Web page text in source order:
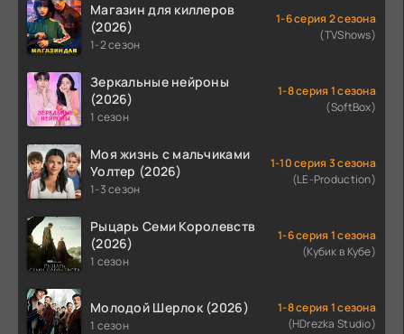
Магазин для киллеров
(2026)
1-2 сезон
1-6 серия 2 сезона
(TVShows)
Зеркальные нейроны
(2026)
1 сезон
1-8 серия 1 сезона
(SoftBox)
Моя жизнь с мальчиками
Уолтер (2026)
1-3 сезон
1-10 серия 3 сезона
(LE-Production)
Рыцарь Семи Королевств
(2026)
1 сезон
1-6 серия 1 сезона
(Кубик в Кубе)
Молодой Шерлок (2026)
1 сезон
1-8 серия 1 сезона
(HDrezka Studio)